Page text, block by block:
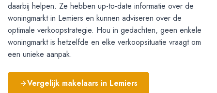
daarbij helpen. Ze hebben up-to-date informatie over de
woningmarkt in Lemiers en kunnen adviseren over de
optimale verkoopstrategie. Hou in gedachten, geen enkele
woningmarkt is hetzelfde en elke verkoopsituatie vraagt om
een unieke aanpak.
Vergelijk makelaars in Lemiers